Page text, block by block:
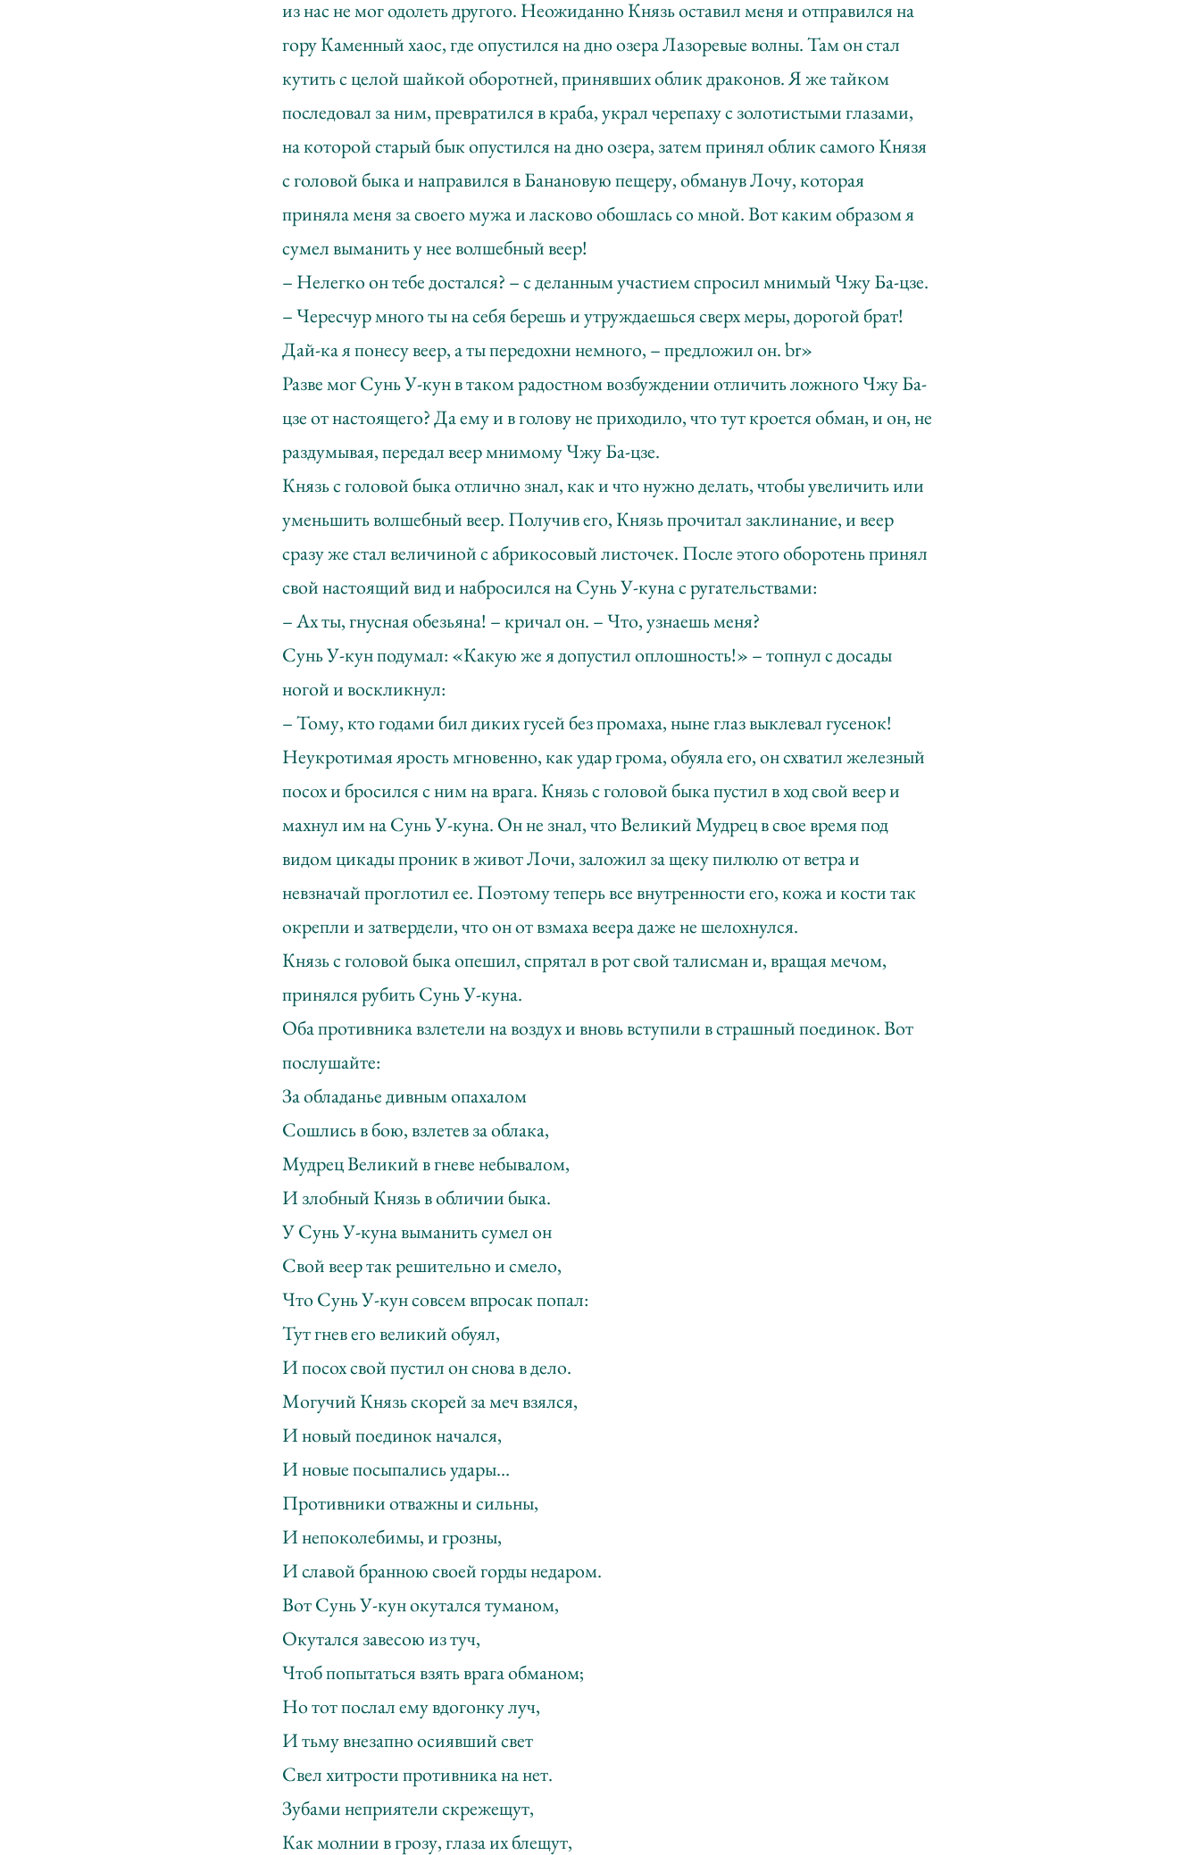
из нас не мог одолеть другого. Неожиданно Князь оставил меня и отправился на
гору Каменный хаос, где опустился на дно озера Лазоревые волны. Там он стал
кутить с целой шайкой оборотней, принявших облик драконов. Я же тайком
последовал за ним, превратился в краба, украл черепаху с золотистыми глазами,
на которой старый бык опустился на дно озера, затем принял облик самого Князя
с головой быка и направился в Банановую пещеру, обманув Лочу, которая
приняла меня за своего мужа и ласково обошлась со мной. Вот каким образом я
сумел выманить у нее волшебный веер!
– Нелегко он тебе достался? – с деланным участием спросил мнимый Чжу Ба-цзе.
– Чересчур много ты на себя берешь и утруждаешься сверх меры, дорогой брат!
Дай-ка я понесу веер, а ты передохни немного, – предложил он. br»
Разве мог Сунь У-кун в таком радостном возбуждении отличить ложного Чжу Ба-
цзе от настоящего? Да ему и в голову не приходило, что тут кроется обман, и он, не
раздумывая, передал веер мнимому Чжу Ба-цзе.
Князь с головой быка отлично знал, как и что нужно делать, чтобы увеличить или
уменьшить волшебный веер. Получив его, Князь прочитал заклинание, и веер
сразу же стал величиной с абрикосовый листочек. После этого оборотень принял
свой настоящий вид и набросился на Сунь У-куна с ругательствами:
– Ах ты, гнусная обезьяна! – кричал он. – Что, узнаешь меня?
Сунь У-кун подумал: «Какую же я допустил оплошность!» – топнул с досады
ногой и воскликнул:
– Тому, кто годами бил диких гусей без промаха, ныне глаз выклевал гусенок!
Неукротимая ярость мгновенно, как удар грома, обуяла его, он схватил железный
посох и бросился с ним на врага. Князь с головой быка пустил в ход свой веер и
махнул им на Сунь У-куна. Он не знал, что Великий Мудрец в свое время под
видом цикады проник в живот Лочи, заложил за щеку пилюлю от ветра и
невзначай проглотил ее. Поэтому теперь все внутренности его, кожа и кости так
окрепли и затвердели, что он от взмаха веера даже не шелохнулся.
Князь с головой быка опешил, спрятал в рот свой талисман и, вращая мечом,
принялся рубить Сунь У-куна.
Оба противника взлетели на воздух и вновь вступили в страшный поединок. Вот
послушайте:
За обладанье дивным опахалом
Сошлись в бою, взлетев за облака,
Мудрец Великий в гневе небывалом,
И злобный Князь в обличии быка.
У Сунь У-куна выманить сумел он
Свой веер так решительно и смело,
Что Сунь У-кун совсем впросак попал:
Тут гнев его великий обуял,
И посох свой пустил он снова в дело.
Могучий Князь скорей за меч взялся,
И новый поединок начался,
И новые посыпались удары…
Противники отважны и сильны,
И непоколебимы, и грозны,
И славой бранною своей горды недаром.
Вот Сунь У-кун окутался туманом,
Окутался завесою из туч,
Чтоб попытаться взять врага обманом;
Но тот послал ему вдогонку луч,
И тьму внезапно осиявший свет
Свел хитрости противника на нет.
Зубами неприятели скрежещут,
Как молнии в грозу, глаза их блещут,